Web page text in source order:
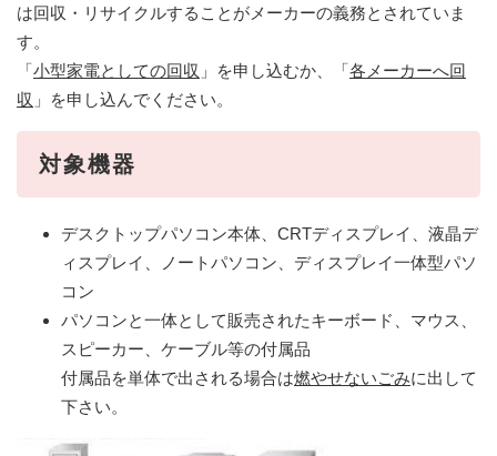
は回収・リサイクルすることがメーカーの義務とされていま
す。
「小型家電としての回収 」を申し込むか、「各メーカーへ回
収 」を申し込んでください。
対象機器
デスクトップパソコン本体、CRTディスプレイ、液晶デ
ィスプレイ、ノートパソコン、ディスプレイ一体型パソ
コン
パソコンと一体として販売されたキーボード、マウス、
スピーカー、ケーブル等の付属品
付属品を単体で出される場合は燃やせないごみに出して
下さい。